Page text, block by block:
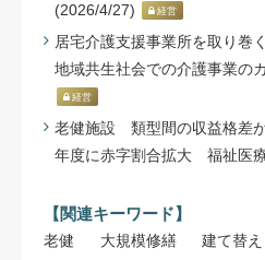
(2026/4/27)
経営
居宅介護支援事業所を取り巻
地域共生社会での介護事業の
経営
老健施設 類型間の収益格差
年度に赤字割合拡大 福祉医
【関連キーワード】
老健 大規模修繕 建て替え